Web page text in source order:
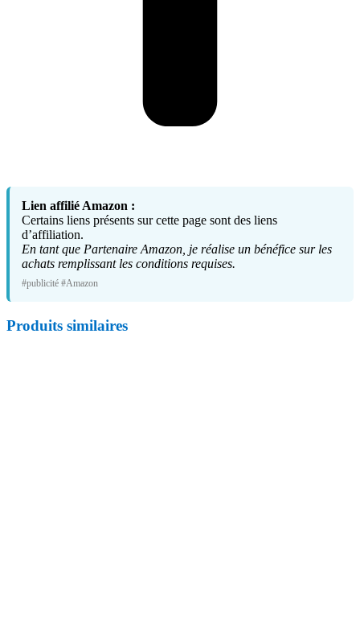
Lien affilié Amazon :
Certains liens présents sur cette page sont des liens
d’affiliation.
En tant que Partenaire Amazon, je réalise un bénéfice sur les
achats remplissant les conditions requises.
#publicité #Amazon
Produits similaires